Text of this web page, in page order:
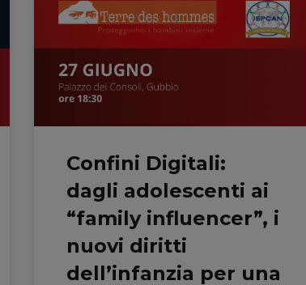
Confini Digitali:
dagli adolescenti ai
“family influencer”, i
nuovi diritti
dell’infanzia per una